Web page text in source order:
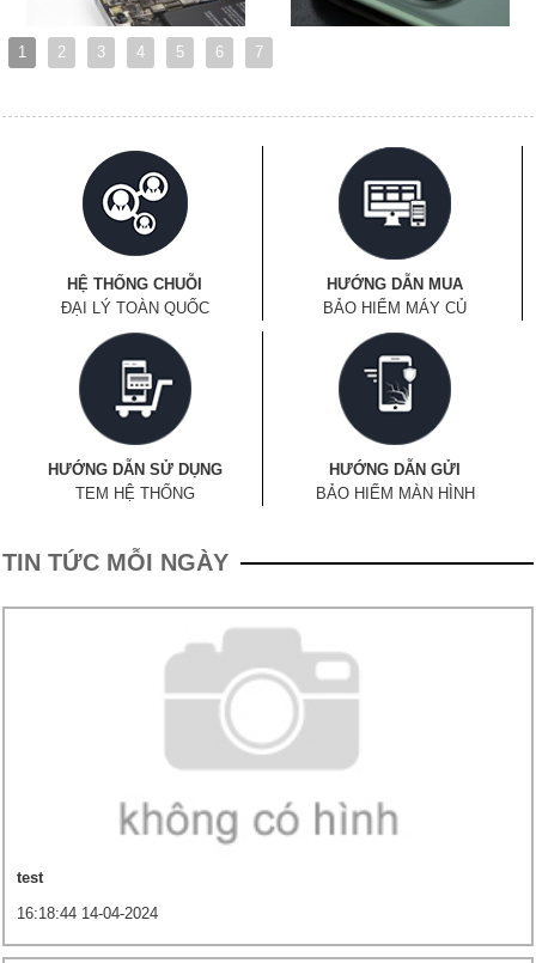
1 2 3 4 5 6 7
HỆ THỐNG CHUỖI
ĐẠI LÝ TOÀN QUỐC
HƯỚNG DẪN MUA
BẢO HIỂM MÁY CỦ
HƯỚNG DẪN SỬ DỤNG
TEM HỆ THỐNG
HƯỚNG DẪN GỬI
BẢO HIỂM MÀN HÌNH
TIN TỨC MỖI NGÀY
test
16:18:44 14-04-2024